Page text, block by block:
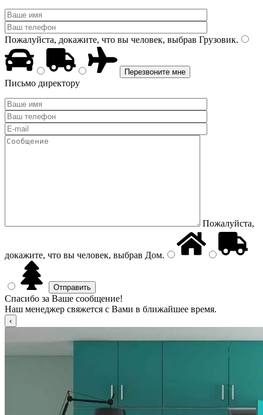
Пожалуйста, докажите, что вы человек, выбрав Грузовик.
Письмо директору
Пожалуйста,
докажите, что вы человек, выбрав Дом.
Спасибо за Ваше сообщение!
Наш менеджер свяжется с Вами в ближайшее время.